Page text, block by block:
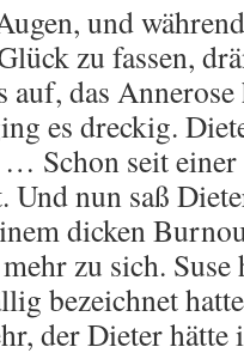
und
zu fassen,
das
es dreckig.
Schon seit einer
Und nun saß
dicken
zu sich. Suse
bezeichnet
der Dieter hätte